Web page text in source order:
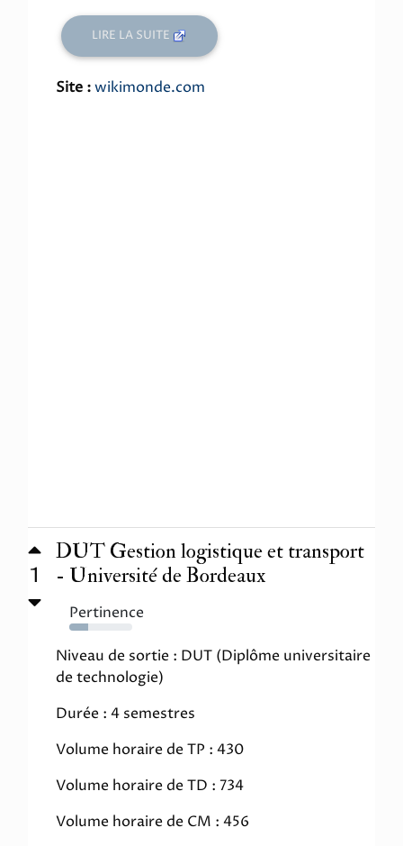
LIRE LA SUITE
Site :wikimonde.com
1
DUT Gestion logistique et transport
- Université de Bordeaux
Pertinence
30%
Niveau de sortie : DUT (Diplôme universitaire
de technologie)
Durée : 4 semestres
Volume horaire de TP : 430
Volume horaire de TD : 734
Volume horaire de CM : 456